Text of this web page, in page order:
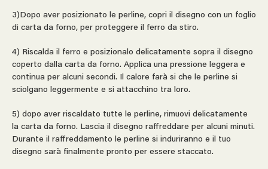
3)Dopo aver posizionato le perline, copri il disegno con un foglio
di carta da forno, per proteggere il ferro da stiro.
4) Riscalda il ferro e posizionalo delicatamente sopra il disegno
coperto dalla carta da forno. Applica una pressione leggera e
continua per alcuni secondi. Il calore farà si che le perline si
sciolgano leggermente e si attacchino tra loro.
5) dopo aver riscaldato tutte le perline, rimuovi delicatamente
la carta da forno. Lascia il disegno raffreddare per alcuni minuti.
Durante il raffreddamento le perline si induriranno e il tuo
disegno sarà finalmente pronto per essere staccato.